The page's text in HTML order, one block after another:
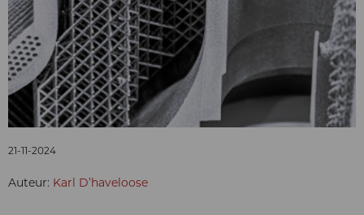
21-11-2024
Auteur: Karl D’haveloose